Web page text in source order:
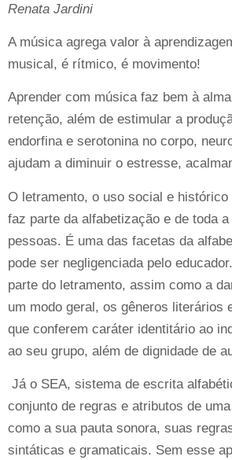
Renata Jardini
A música agrega valor à
musical, é rítmico, é movimento!
Aprender com música faz bem à
retenção, além de estimular a
endorfina e serotonina no corpo,
ajudam a diminuir o estresse,
O letramento, o uso social e
faz parte da alfabetização e de toda
pessoas. É uma das facetas da
pode ser negligenciada pelo
parte do letramento, assim como a
um modo geral, os gêneros literários
que conferem caráter identitário ao
ao seu grupo, além de dignidade de
Já o SEA, sistema de escrita
conjunto de regras e atributos de
como a sua pauta sonora, suas
sintáticas e gramaticais. Sem esse